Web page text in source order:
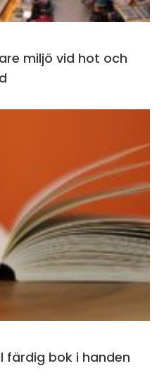
idé till färdig bok i handen